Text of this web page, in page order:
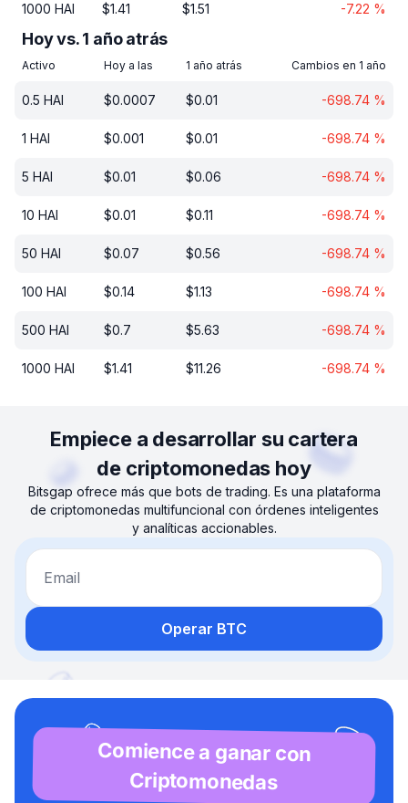
1000 HAI $1.41 $1.51 -7.22 %
Hoy vs. 1 año atrás
Activo Hoy a las 1 año atrás Cambios en 1 año
0.5 HAI $0.0007 $0.01 -698.74 %
1 HAI $0.001 $0.01 -698.74 %
5 HAI $0.01 $0.06 -698.74 %
10 HAI $0.01 $0.11 -698.74 %
50 HAI $0.07 $0.56 -698.74 %
100 HAI $0.14 $1.13 -698.74 %
500 HAI $0.7 $5.63 -698.74 %
1000 HAI $1.41 $11.26 -698.74 %
Empiece a desarrollar su cartera
de criptomonedas hoy
Bitsgap ofrece más que bots de trading. Es una plataforma
de criptomonedas multifuncional con órdenes inteligentes
y analíticas accionables.
Email
Operar BTC
Comience a ganar con
Criptomonedas